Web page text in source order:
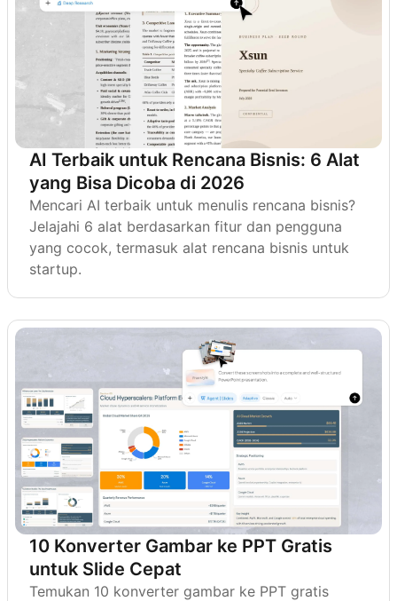
AI Terbaik untuk Rencana Bisnis: 6 Alat
yang Bisa Dicoba di 2026
Mencari AI terbaik untuk menulis rencana bisnis?
Jelajahi 6 alat berdasarkan fitur dan pengguna
yang cocok, termasuk alat rencana bisnis untuk
startup.
10 Konverter Gambar ke PPT Gratis
untuk Slide Cepat
Temukan 10 konverter gambar ke PPT gratis